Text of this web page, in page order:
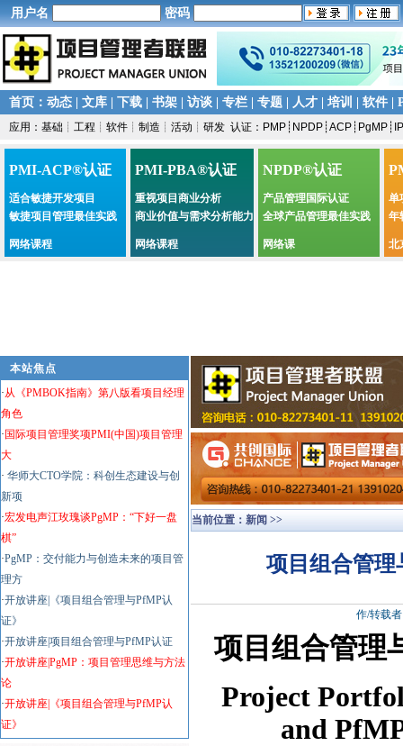
用户名 密码
首页 ： 动态 文库 下载 书架 访谈 专栏 专题 人才 培训 软件
应用： 基础 ┊ 工程 ┊ 软件 ┊ 制造 ┊ 活动 ┊ 研发 认证： PMP ┊ NPDP ┊ ACP ┊ PgMP ┊
PMI-ACP®认证
适合敏捷开发项目
敏捷项目管理最佳实践
网络课程
PMI-PBA®认证
重视项目商业分析
商业价值与需求分析能力
网络课程
NPDP®认证
产品管理国际认证
全球产品管理最佳实践
网络课
单
年
北
本站焦点
·从《PMBOK指南》第八版看项目经理
角色
· 国际项目管理奖项PMI(中国)项目管理
大
· 华师大CTO学院：科创生态建设与创
新项
·宏发电声江玫瑰谈PgMP：“下好一盘
棋”
·PgMP：交付能力与创造未来的项目管
理方
·开放讲座|《项目组合管理与PfMP认
证》
·开放讲座|项目组合管理与PfMP认证
·开放讲座|PgMP：项目管理思维与方法
论
·开放讲座|《项目组合管理与PfMP认
证》
当前位置： 新闻 >>
项目组合管理
作/转载
项目组合管理
Project
and